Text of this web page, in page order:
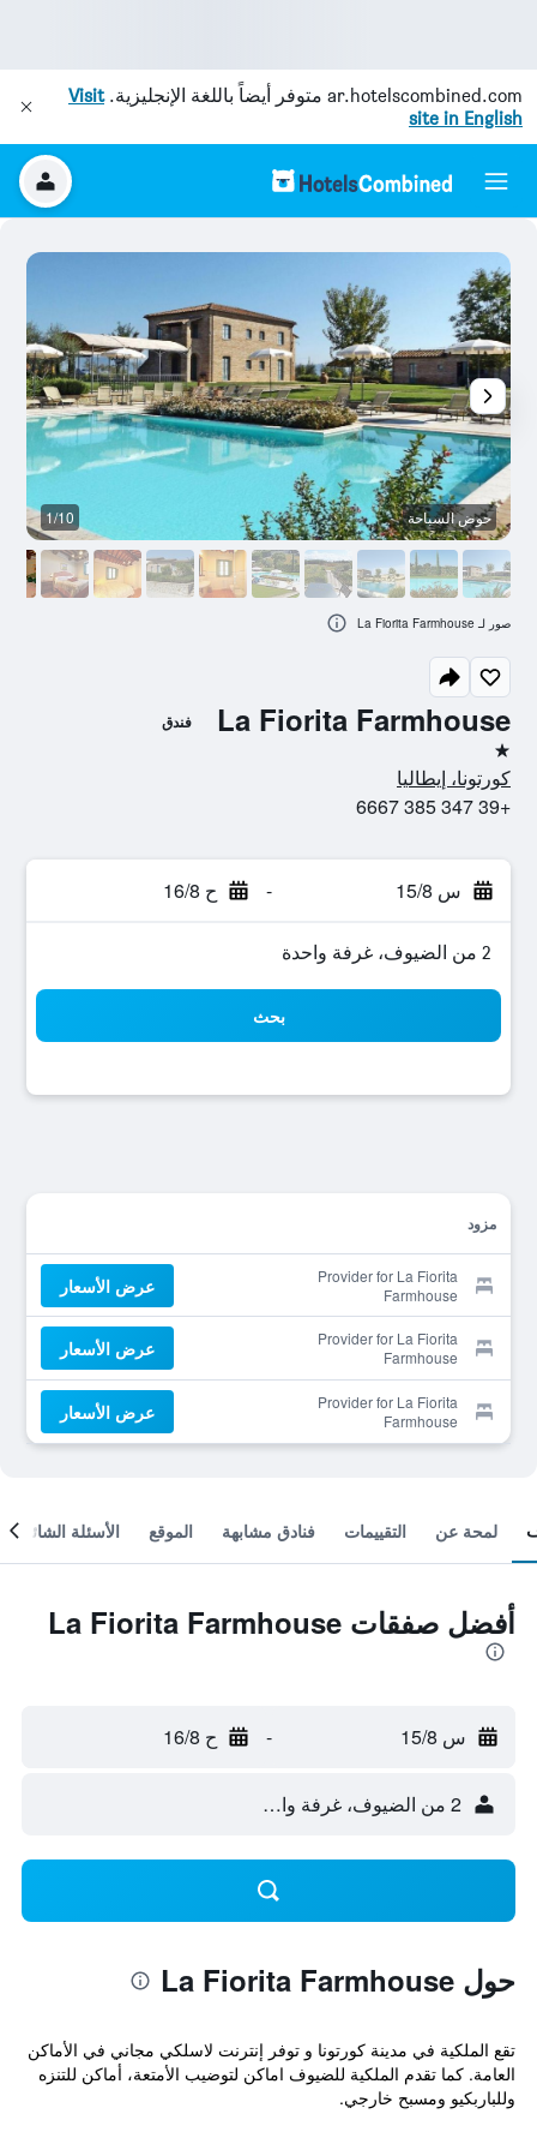
ar.hotelscombined.com متوفر أيضاً باللغة الإنجليزية.Visit
site in English
La Fiorita Farmhouse فندق
نجمة واحدة
كورتونا، إيطاليا
+39 347 385 6667
س 15/8 - ح 16/8
2 من الضيوف، غرفة واحدة
بحث
مزود
Provider for La Fiorita
Farmhouse
عرض الأسعار
Provider for La Fiorita
Farmhouse
عرض الأسعار
Provider for La Fiorita
Farmhouse
عرض الأسعار
حوض السباحة 1/10
صور لـ La Fiorita Farmhouse
لمحة عن التقييمات فنادق مشابهة الموقع الأسئلة الشائعة
أفضل صفقات La Fiorita Farmhouse
س 15/8 - ح 16/8
2 من الضيوف، غرفة واحدة
حول La Fiorita Farmhouse
تقع الملكية في مدينة كورتونا و توفر إنترنت لاسلكي مجاني في الأماكن
العامة. كما تقدم الملكية للضيوف اماكن لتوضيب الأمتعة، أماكن للتنزه
وللباربكيو ومسبح خارجي.